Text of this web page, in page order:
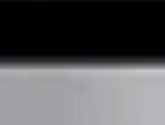
base que corre Netflix y TikTok.